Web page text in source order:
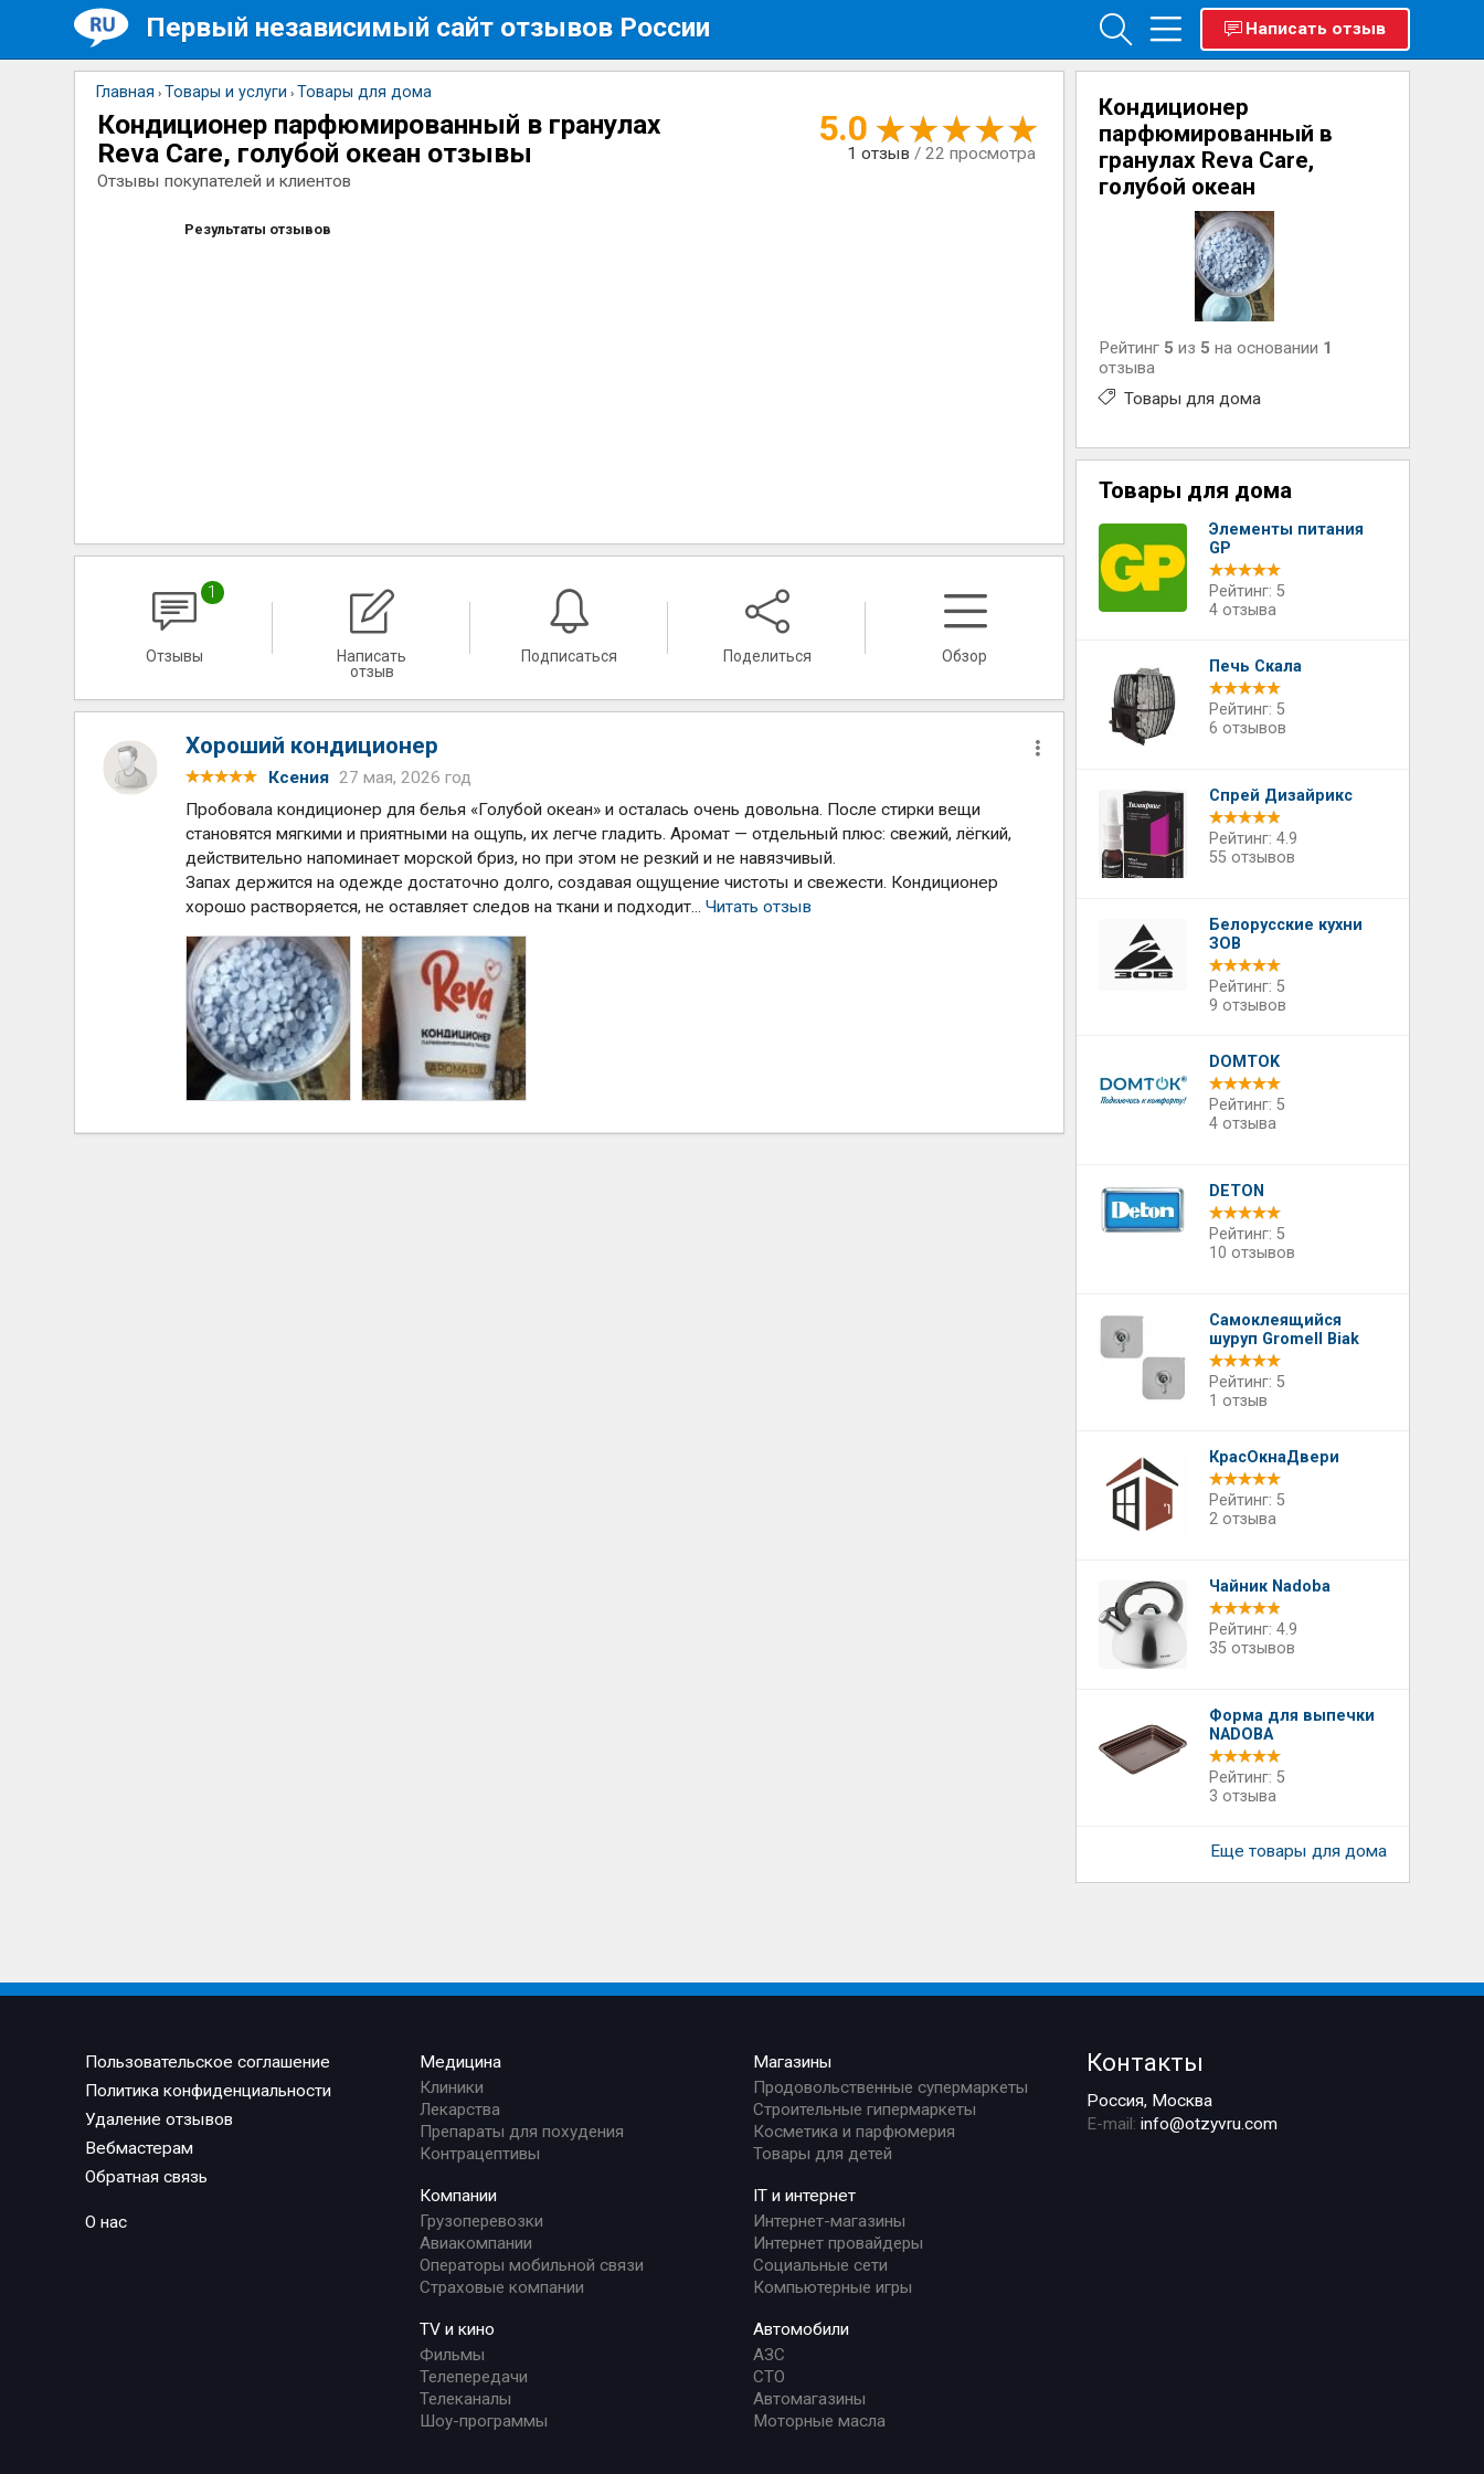
Первый независимый сайт отзывов России Написать отзыв
Главная › Товары и услуги › Товары для дома
Кондиционер парфюмированный в гранулах
Reva Care, голубой океан отзывы
Отзывы покупателей и клиентов
5.0
1 отзыв/ 22 просмотра
Результаты отзывов
1
Отзывы
Написать
отзыв
Подписаться Поделиться Обзор
Хороший кондиционер
Ксения 27 мая, 2026 год
Пробовала кондиционер для белья «Голубой океан» и осталась очень довольна. После стирки вещи
становятся мягкими и приятными на ощупь, их легче гладить. Аромат — отдельный плюс: свежий, лёгкий,
действительно напоминает морской бриз, но при этом не резкий и не навязчивый.
Запах держится на одежде достаточно долго, создавая ощущение чистоты и свежести. Кондиционер
хорошо растворяется, не оставляет следов на ткани и подходит...Читать отзыв
Кондиционер
парфюмированный в
гранулах Reva Care,
голубой океан
Рейтинг 5 из 5 на основании 1
отзыва
Товары для дома
Товары для дома
Элементы питания
GP
Рейтинг: 5
4 отзыва
Печь Скала
Рейтинг: 5
6 отзывов
Спрей Дизайрикс
Рейтинг: 4.9
55 отзывов
Белорусские кухни
ЗОВ
Рейтинг: 5
9 отзывов
DOMTOK
Рейтинг: 5
4 отзыва
DETON
Рейтинг: 5
10 отзывов
Самоклеящийся
шуруп Gromell Biak
Рейтинг: 5
1 отзыв
КрасОкнаДвери
Рейтинг: 5
2 отзыва
Чайник Nadoba
Рейтинг: 4.9
35 отзывов
Форма для выпечки
NADOBA
Рейтинг: 5
3 отзыва
Еще товары для дома
Пользовательское соглашение
Политика конфиденциальности
Удаление отзывов
Вебмастерам
Обратная связь
О нас
Медицина
Клиники
Лекарства
Препараты для похудения
Контрацептивы
Компании
Грузоперевозки
Авиакомпании
Операторы мобильной связи
Страховые компании
TV и кино
Фильмы
Телепередачи
Телеканалы
Шоу-программы
Магазины
Продовольственные супермаркеты
Строительные гипермаркеты
Косметика и парфюмерия
Товары для детей
IT и интернет
Интернет-магазины
Интернет провайдеры
Социальные сети
Компьютерные игры
Автомобили
АЗС
СТО
Автомагазины
Моторные масла
Контакты
Россия, Москва
E-mail:info@otzyvru.com